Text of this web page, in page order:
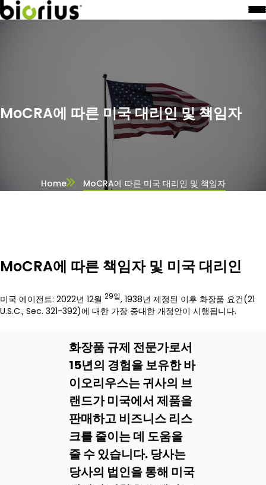
MoCRA에 따른 미국 대리인 및 책임자
Home MoCRA에 따른 미국 대리인 및 책임자
MoCRA에 따른 책임자 및 미국 대리인
미국 에이전트: 2022년 12월 29일, 1938년 제정된 이후 화장품 요건(21
U.S.C., Sec. 321-392)에 대한 가장 중대한 개정안이 시행됩니다.
화장품 규제 전문가로서
15년의 경험을 보유한 바
이오리우스는 귀사의 브
랜드가 미국에서 제품을
판매하고 비즈니스 리스
크를 줄이는 데 도움을
줄 수 있습니다. 당사는
당사의 법인을 통해 미국